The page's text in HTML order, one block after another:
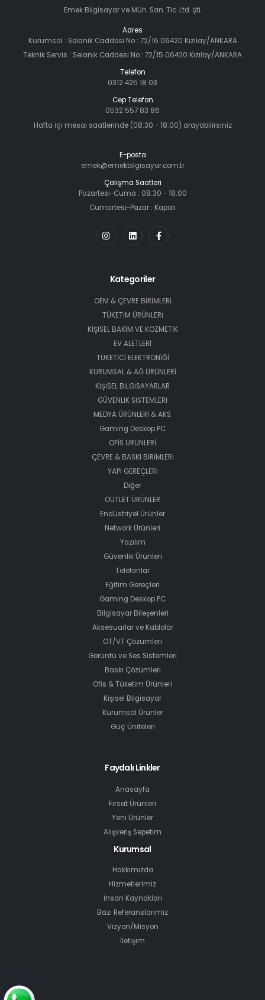
Emek Bilgisayar ve Müh. San. Tic. Ltd. Şti.
Adres
Kurumsal : Selanik Caddesi No : 72/16 06420 Kızılay/ANKARA
Teknik Servis : Selanik Caddesi No : 72/15 06420 Kızılay/ANKARA
Telefon
0312 425 18 03
Cep Telefon
0532 557 83 86
Hafta içi mesai saatlerinde (08:30 - 18:00) arayabilirsiniz
E-posta
emek@emekbilgisayar.com.tr
Çalışma Saatleri
Pazartesi-Cuma : 08:30 - 18:00
Cumartesi-Pazar : Kapalı
Kategoriler
OEM & ÇEVRE BİRİMLERİ
TÜKETİM ÜRÜNLERİ
KİŞİSEL BAKIM VE KOZMETİK
EV ALETLERİ
TÜKETİCİ ELEKTRONİĞİ
KURUMSAL & AĞ ÜRÜNLERİ
KİŞİSEL BİLGİSAYARLAR
GÜVENLİK SİSTEMLERİ
MEDYA ÜRÜNLERİ & AKS.
Gaming Deskop PC
OFİS ÜRÜNLERİ
ÇEVRE & BASKI BİRİMLERİ
YAPI GEREÇLERİ
Diğer
OUTLET ÜRÜNLER
Endüstriyel Ürünler
Network Ürünleri
Yazılım
Güvenlik Ürünleri
Telefonlar
Eğitim Gereçleri
Gaming Deskop PC
Bilgisayar Bileşenleri
Aksesuarlar ve Kablolar
OT/VT Çözümleri
Görüntü ve Ses Sistemleri
Baskı Çözümleri
Ofis & Tüketim Ürünleri
Kişisel Bilgisayar
Kurumsal Ürünler
Güç Üniteleri
Faydalı Linkler
Anasayfa
Fırsat Ürünleri
Yeni Ürünler
Alışveriş Sepetim
Kurumsal
Hakkımızda
Hizmetlerimiz
İnsan Kaynakları
Bazı Referanslarımız
Vizyon/Misyon
İletişim